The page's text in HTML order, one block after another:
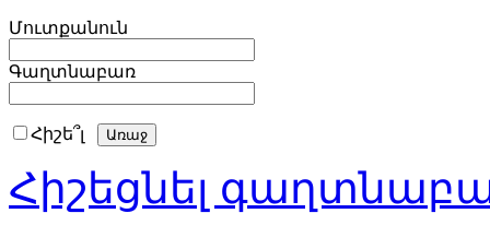
Մուտքանուն
Գաղտնաբառ
Հիշե՞լ
Հիշեցնել